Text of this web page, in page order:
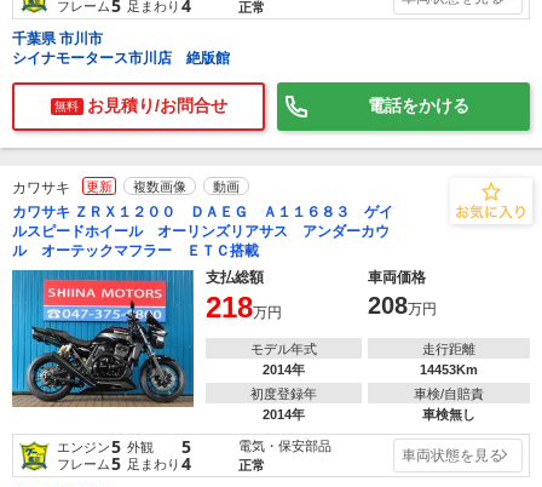
フレーム5 足まわり 4
正常
千葉県 市川市
シイナモータース市川店 絶版館
無料 お見積り/お問合せ 電話をかける
カワサキ 更新 複数画像 動画
カワサキ ＺＲＸ１２００ ＤＡＥＧ Ａ１１６８３ ゲイ
ルスピードホイール オーリンズリアサス アンダーカウ
ル オーテックマフラー ＥＴＣ搭載
支払総額
車両価格
218万円 208万円
モデル年式
2014年
走行距離
14453Km
初度登録年
2014年
車検/自賠責
車検無し
エンジン5 外観 5
フレーム5 足まわり 4
電気・保安部品
正常
車両状態を見る